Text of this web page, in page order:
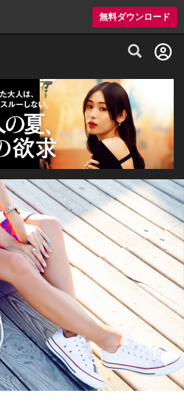
無料ダウンロード
グルメ情報・プレミアムレストラン予約